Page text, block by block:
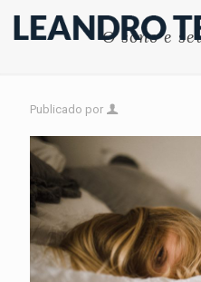
O sono e
Publicado por